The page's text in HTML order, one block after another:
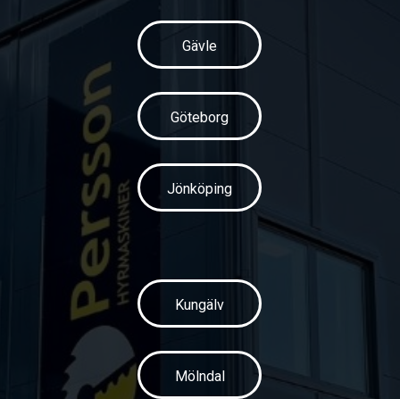
Gävle
Göteborg
Jönköping
Kungälv
Mölndal